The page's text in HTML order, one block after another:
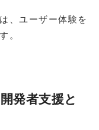
は、ユーザー体験を
。
発者支援と